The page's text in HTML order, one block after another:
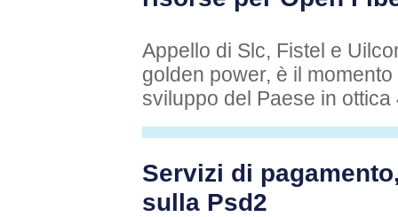
Appello di Slc, Fistel e
golden power, è il
sviluppo del Paese in ottica
Servizi di
sulla Psd2